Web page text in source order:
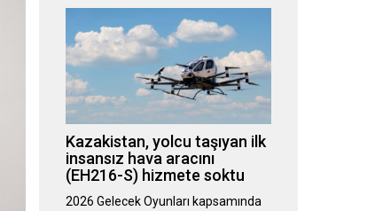
Kazakistan, yolcu taşıyan ilk
insansız hava aracını
(EH216-S) hizmete soktu
2026 Gelecek Oyunları kapsamında